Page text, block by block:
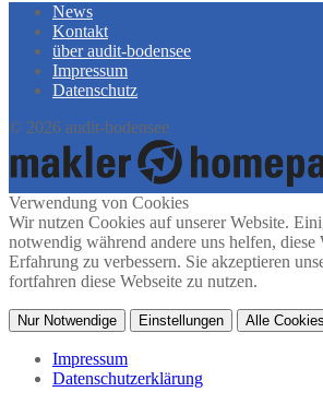
News
Kontakt
über audit-bodensee
Impressum
Datenschutz
© 2026 audit-bodensee
Verwendung von Cookies
Wir nutzen Cookies auf unserer Website.
notwendig während andere uns helfen, diese
Erfahrung zu verbessern. Sie akzeptieren
fortfahren diese Webseite zu nutzen.
Nur Notwendige Einstellungen Alle
Impressum
Datenschutzerklärung